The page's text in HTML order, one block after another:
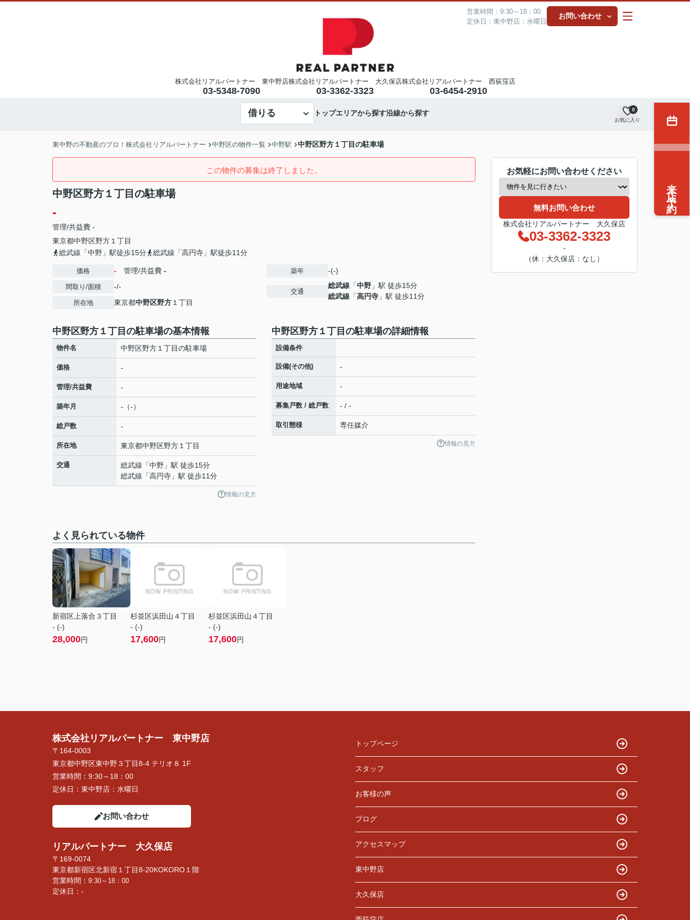
営業時間：9:30～18：00
定休日：東中野店：水曜日
お問い合わせ
株式会社リアルパートナー 東中野店
03-5348-7090
株式会社リアルパートナー 大久保店
03-3362-3323
株式会社リアルパートナー 西荻窪店
03-6454-2910
借りる トップエリアから探す沿線から探す
お気に入り
0
東中野の不動産のプロ！株式会社リアルパートナー 中野区の物件一覧 中野駅 中野区野方１丁目の駐車場
この物件の募集は終了しました。
中野区野方１丁目の駐車場
-
管理/共益費 -
東京都中野区野方 １丁目
総武線「中野」駅徒歩15分
総武線「高円寺」駅徒歩11分
価格 - 管理/共益費 -
間取り/面積 -/-
所在地 東京都中野区野方 １丁目
築年 -(-)
交通
総武線 「中野 」駅 徒歩15分
総武線 「高円寺 」駅 徒歩11分
中野区野方１丁目の駐車場の基本情報
物件名 中野区野方１丁目の駐車場
価格 -
管理/共益費 -
築年月 -（-）
総戸数 -
所在地 東京都中野区野方 １丁目
交通 総武線 「中野 」駅 徒歩15分
総武線 「高円寺 」駅 徒歩11分
情報の見方
中野区野方１丁目の駐車場の詳細情報
設備条件
設備(その他) -
用途地域 -
募集戸数 / 総戸数 - / -
取引態様 専任媒介
情報の見方
よく見られている物件
新宿区上落合３丁目
- (-)
28,000円
杉並区浜田山４丁目
- (-)
17,600円
杉並区浜田山４丁目
- (-)
17,600円
お気軽にお問い合わせください
無料お問い合わせ
株式会社リアルパートナー 大久保店
03-3362-3323
-
（休：大久保店：なし）
来店予約
株式会社リアルパートナー 東中野店
〒164-0003
東京都中野区東中野３丁目8-4 テリオ８ 1F
営業時間： 9:30～18：00
定休日： 東中野店：水曜日
お問い合わせ
リアルパートナー 大久保店
〒169-0074
東京都新宿区北新宿１丁目8-20KOKORO１階
営業時間： 9:30～18：00
定休日：-
トップページ
スタッフ
お客様の声
ブログ
アクセスマップ
東中野店
大久保店